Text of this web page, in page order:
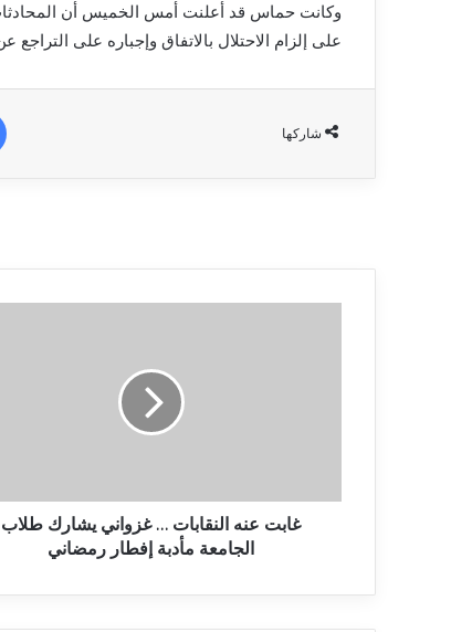
وكانت حماس قد أعلنت أمس الخميس أن
على إلزام الاحتلال بالاتفاق وإجباره على
شاركها
غابت عنه النقابات … غزواني يشارك طلاب
الجامعة مأدبة إفطار رمضاني